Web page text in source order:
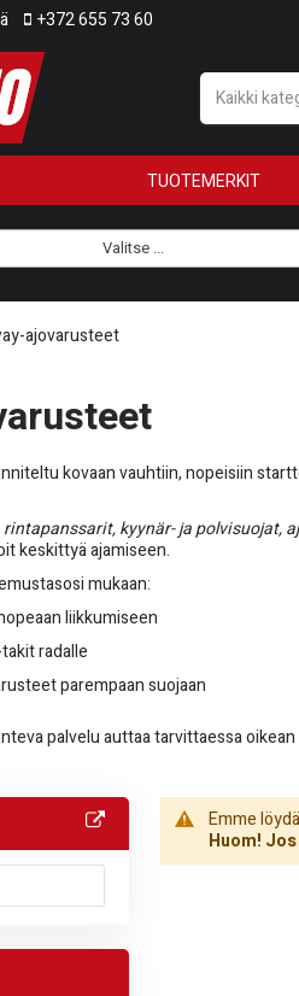
+372 655 73 60
TUOTEMERKIT
Valitse ...
ajovarusteet
kovaan vauhtiin, nopeisiin
kyynär- ja polvisuojat,
keskittyä ajamiseen.
mukaan:
liikkumiseen
radalle
parempaan suojaan
palvelu auttaa tarvittaessa
Emme
Huom!